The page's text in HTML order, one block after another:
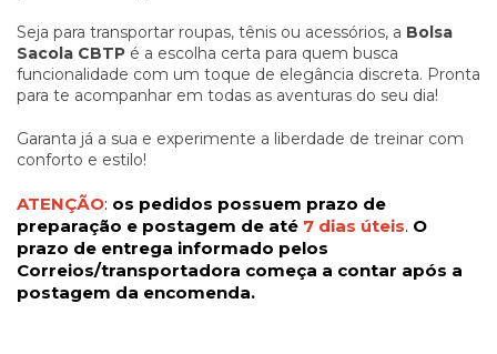
Seja para transportar roupas, tênis ou acessórios, a Bolsa
Sacola CBTP é a escolha certa para quem busca
funcionalidade com um toque de elegância discreta. Pronta
para te acompanhar em todas as aventuras do seu dia!
Garanta já a sua e experimente a liberdade de treinar com
conforto e estilo!
ATENÇÃO: os pedidos possuem prazo de
preparação e postagem de até 7 dias úteis. O
prazo de entrega informado pelos
Correios/transportadora começa a contar após a
postagem da encomenda.